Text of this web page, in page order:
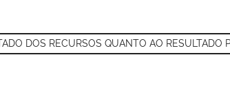
DOS RECURSOS QUANTO AO RESULTADO